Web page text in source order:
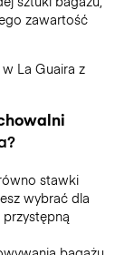
zawartość
w La Guaira z
?
stawki
wybrać dla